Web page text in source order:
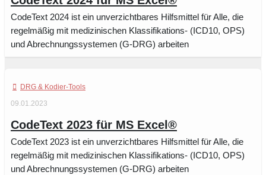
CodeText 2024 ist ein unverzichtbares Hilfsmittel für Alle, die
regelmäßig mit medizinischen Klassifikations- (ICD10, OPS)
und Abrechnungssystemen (G-DRG) arbeiten
DRG & Kodier-Tools
09.01.2023
CodeText 2023 für MS Excel®
CodeText 2023 ist ein unverzichtbares Hilfsmittel für Alle, die
regelmäßig mit medizinischen Klassifikations- (ICD10, OPS)
und Abrechnungssystemen (G-DRG) arbeiten